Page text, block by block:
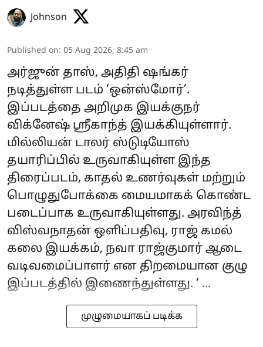
Johnson
Published on: 05 Aug 2026, 8:45 am
அர்ஜுன் தாஸ், அதிதி ஷங்கர்
நடித்துள்ள படம் ‘ஒன்ஸ்மோர்’.
இப்படத்தை அறிமுக இயக்குநர்
விக்னேஷ் ஸ்ரீகாந்த் இயக்கியுள்ளார்.
மில்லியன் டாலர் ஸ்டுடியோஸ்
தயாரிப்பில் உருவாகியுள்ள இந்த
திரைப்படம், காதல் உணர்வுகள் மற்றும்
பொழுதுபோக்கை மையமாகக் கொண்ட
படைப்பாக உருவாகியுள்ளது. அரவிந்த்
விஸ்வநாதன் ஒளிப்பதிவு, ராஜ் கமல்
கலை இயக்கம், நவா ராஜ்குமார் ஆடை
வடிவமைப்பாளர் என திறமையான குழு
இப்படத்தில் இணைந்துள்ளது. ‘ ...
முழுமையாகப் படிக்க